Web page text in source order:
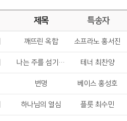
제목 특송자
깨뜨린 옥합 소프라노 홍서진
나는 주를 섬기는 것에 후회가 없습니다 테너 최찬양
변명 베이스 홍성호
하나님의 열심 플룻 최수민